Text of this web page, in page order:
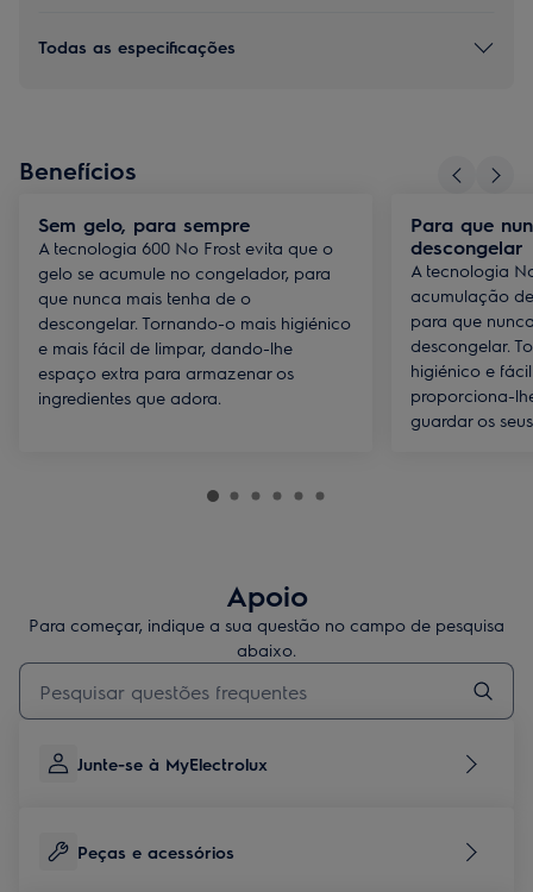
Todas as especificações
Benefícios
Sem gelo, para sempre
A tecnologia 600 No Frost evita que o
gelo se acumule no congelador, para
que nunca mais tenha de o
descongelar. Tornando-o mais higiénico
e mais fácil de limpar, dando-lhe
espaço extra para armazenar os
ingredientes que adora.
Para que
descongelar
A tecnologia
acumulação
para que
descongelar.
higiénico e
proporciona-
guardar os
Apoio
Para começar, indique a sua questão no campo de pesquisa
abaixo.
Type to search for support articles
Junte-se à MyElectrolux
Peças e acessórios